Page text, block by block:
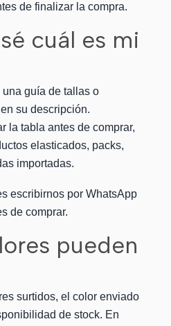
de finalizar la compra.
cuál es mi
guía de tallas o
su descripción.
la tabla antes de comprar,
elasticados, packs,
importadas.
escribirnos por WhatsApp
de comprar.
pueden
surtidos, el color enviado
de stock. En